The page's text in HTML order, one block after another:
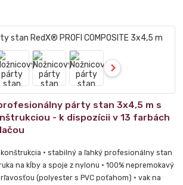
párty stan 3x4,5 m s
- k dispozícii v 13 farbách
• stabilný a ľahký profesionálny stan
na kĺby a spoje z nylonu • 100% nepremokavý
(polyester s PVC poťahom) • vak na